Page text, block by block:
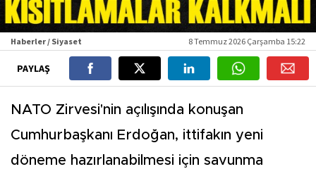
Haberler / Siyaset 8 Temmuz 2026 Çarşamba 15:22
PAYLAŞ
NATO Zirvesi'nin açılışında konuşan
Cumhurbaşkanı Erdoğan, ittifakın yeni
döneme hazırlanabilmesi için savunma